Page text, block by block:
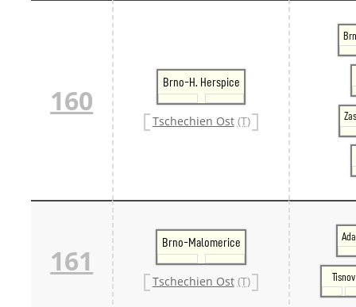
160
Brno-H. Herspice
Tschechien Ost (T)
161
Brno-Malomerice
Tschechien Ost (T) Tisnov